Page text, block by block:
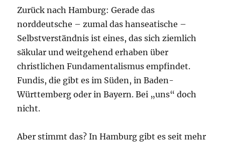
Zurück nach Hamburg: Gerade das
norddeutsche – zumal das hanseatische –
Selbstverständnis ist eines, das sich ziemlich
säkular und weitgehend erhaben über
christlichen Fundamentalismus empfindet.
Fundis, die gibt es im Süden, in Baden-
Württemberg oder in Bayern. Bei „uns“ doch
nicht.
Aber stimmt das? In Hamburg gibt es seit mehr